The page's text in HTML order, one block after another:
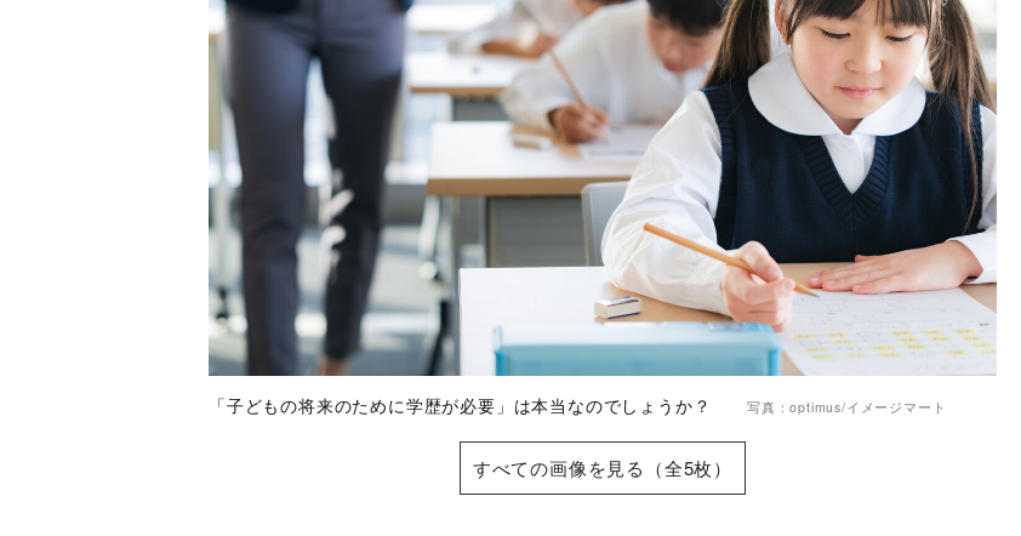
「子どもの将来のために学歴が必要」は本当なのでしょうか？ 写真：optimus/イメージマート
すべての画像を見る（全5枚）